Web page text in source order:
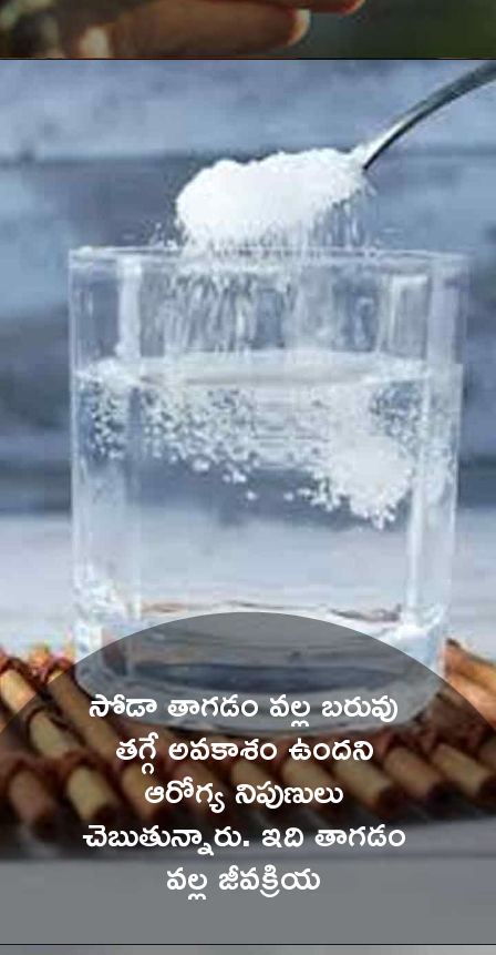
సోడా తాగడం వల్ల బరువు
తగ్గే అవకాశం ఉందని
ఆరోగ్య నిపుణులు
చెబుతున్నారు. ఇది తాగడం
వల్ల జీవక్రియ
మెరుగుపడుతుంది.